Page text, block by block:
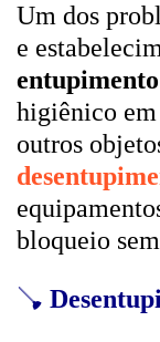
Um dos
e
entupimento
higiênico em
outros
bloqueio
🪠